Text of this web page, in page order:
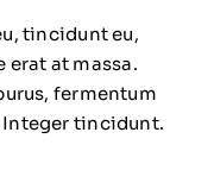
tincidunt eu,
erat at massa.
fermentum
Integer tincidunt.